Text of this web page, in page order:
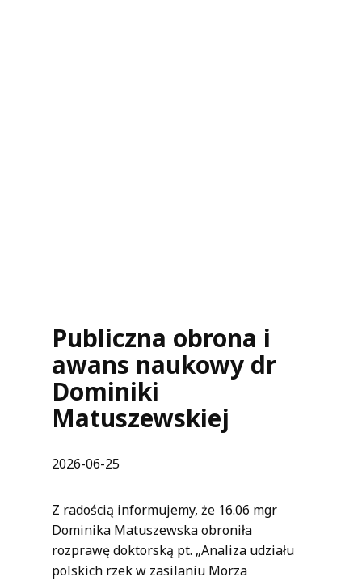
Publiczna obrona i
awans naukowy dr
Dominiki
Matuszewskiej
2026-06-25
Z radością informujemy, że 16.06 mgr
Dominika Matuszewska obroniła
rozprawę doktorską pt. „Analiza udziału
polskich rzek w zasilaniu Morza